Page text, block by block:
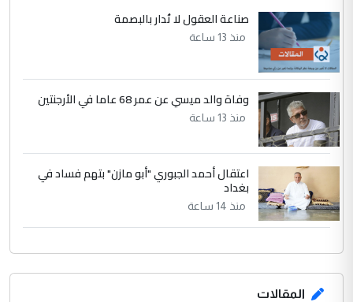
صناعة العقول لا تُدار بالبصمة
منذ 13 ساعة
وفاة والد ميسي عن عمر 68 عاما في الأرجنتين
منذ 13 ساعة
اعتقال أحمد الجبوري "أبو مازن" بتهم فساد في
بغداد
منذ 14 ساعة
المقالات